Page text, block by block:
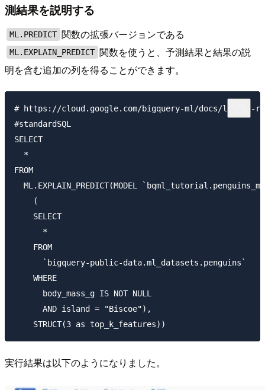
測結果を説明する
ML.PREDICT 関数の拡張バージョンである
ML.EXPLAIN_PREDICT 関数を使うと、予測結果と結果の説
明を含む追加の列を得ることができます。
# https://cloud.google.com/bigquery-ml/docs/linear-
#standardSQL
SELECT
  *
FROM
ML.EXPLAIN_PREDICT(MODEL
    (
    SELECT
      *
    FROM
      `bigquery-public-data.ml_datasets.penguins`
    WHERE
      body_mass_g IS NOT NULL
      AND island = "Biscoe"),
実行結果は以下のようになりました。